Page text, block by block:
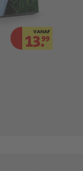
VANAF
13.99